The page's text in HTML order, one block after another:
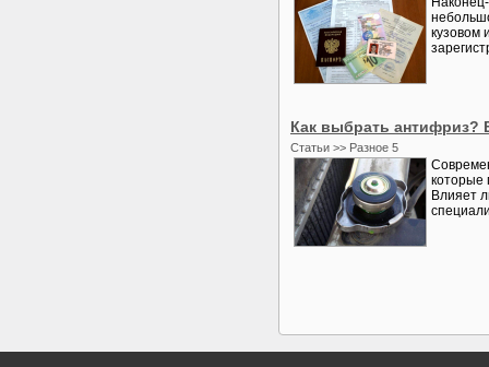
кузовом
Как выбрать антифриз?
Статьи >> Разное 5
которые
Влияет